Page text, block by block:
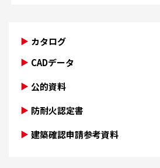
カタログ
CADデータ
公的資料
防耐火認定書
建築確認申請参考資料